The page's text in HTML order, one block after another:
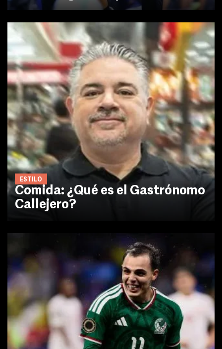
ESTILO
Comida: ¿Qué es el Gastrónomo
Callejero?